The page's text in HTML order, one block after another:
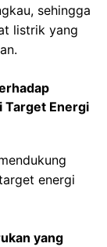
sehingga
listrik yang
Target Energi
energi
yang